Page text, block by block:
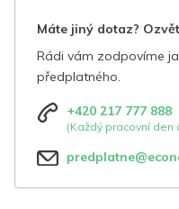
Máte jiný dotaz?
Rádi vám zodpovíme
předplatného.
+420 217 777 888
(Každý pracovní den